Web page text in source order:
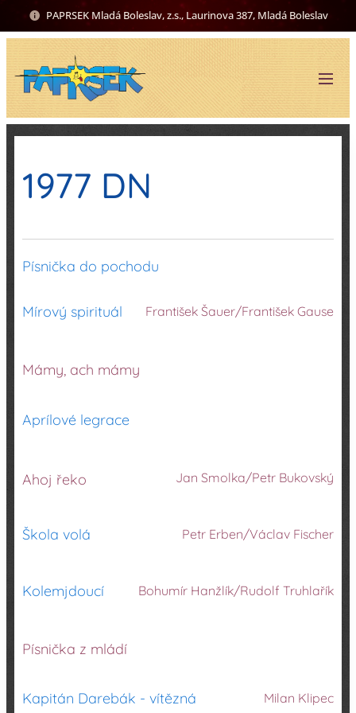
PAPRSEK Mladá Boleslav, z.s., Laurinova 387, Mladá Boleslav
1977 DN
Písnička do pochodu
Mírový spirituál František Šauer/František Gause
Mámy, ach mámy
Aprílové legrace
Ahoj řeko Jan Smolka/Petr Bukovský
Škola volá Petr Erben/Václav Fischer
Kolemjdoucí Bohumír Hanžlík/Rudolf Truhlařík
Písnička z mládí
Kapitán Darebák - vítězná
Milan Klipec